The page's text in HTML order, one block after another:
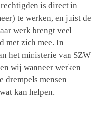
is direct in
te werken, en juist de
werk brengt veel
met zich mee. In
het ministerie van SZW
wij wanneer werken
drempels mensen
kan helpen.